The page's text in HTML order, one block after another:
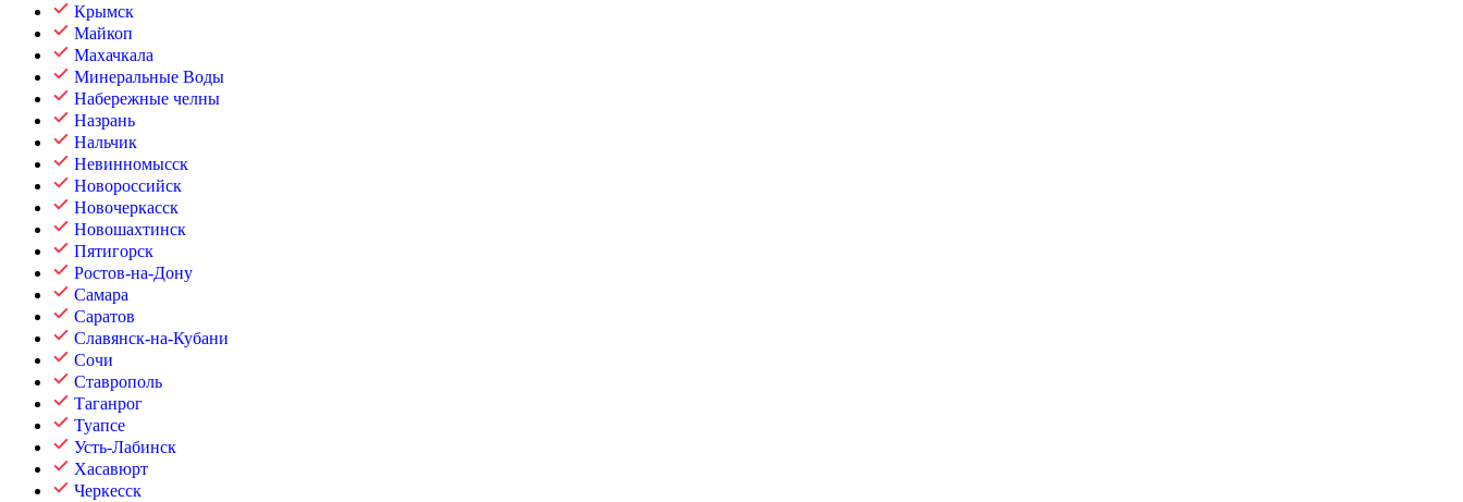
Крымск
Майкоп
Махачкала
Минеральные Воды
Набережные челны
Назрань
Нальчик
Невинномысск
Новороссийск
Новочеркасск
Новошахтинск
Пятигорск
Ростов-на-Дону
Самара
Саратов
Славянск-на-Кубани
Сочи
Ставрополь
Таганрог
Туапсе
Усть-Лабинск
Хасавюрт
Черкесск